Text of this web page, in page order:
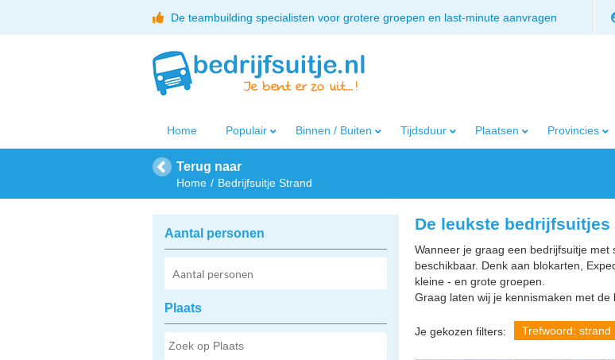
De teambuilding specialisten voor grotere groepen en last-minute aanvragen
Home Populair Binnen / Buiten Tijdsduur Plaatsen Provincies
Terug naar
Home Bedrijfsuitje Strand
Aantal personen
Plaats
De leukste bedrijfsuitjes
Wanneer je graag een bedrijfsuitje
beschikbaar. Denk aan blokarten,
kleine - en grote groepen.
Graag laten wij je kennismaken met de
Je gekozen filters: Trefwoord: strand